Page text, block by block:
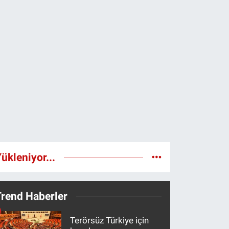
Haberler
Terörsüz Türkiye için